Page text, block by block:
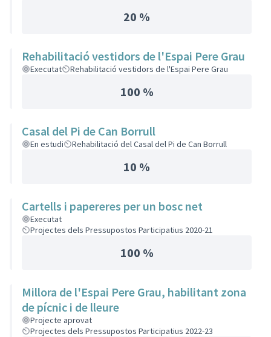
20 %
Rehabilitació vestidors de l'Espai Pere Grau
Executat Rehabilitació vestidors de l'Espai Pere Grau
100 %
Casal del Pi de Can Borrull
En estudi Rehabilitació del Casal del Pi de Can Borrull
10 %
Cartells i papereres per un bosc net
Executat
Projectes dels Pressupostos Participatius 2020-21
100 %
Millora de l'Espai Pere Grau, habilitant zona
de pícnic i de lleure
Projecte aprovat
Projectes dels Pressupostos Participatius 2022-23